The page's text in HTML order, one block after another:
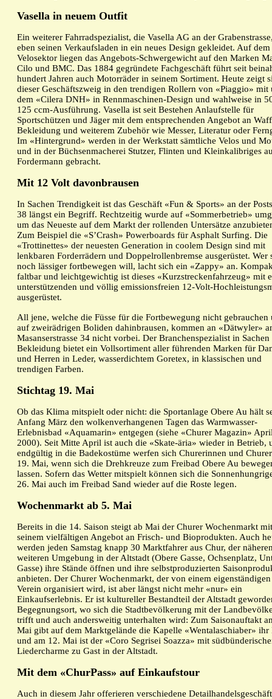
Vasella in neuem Outfit
Ein weiterer Fahrradspezialist, die Vasella AG an der
eben seinen Verkaufsladen in ein neues Design gekleidet. Auf dem
Velosektor liegen das Angebots-Schwergewicht auf den Marken
Cilo und BMC. Das 1884 gegründete Fachgeschäft führt seit
hundert Jahren auch Motorräder in seinem Sortiment. Heute zeigt
dieser Geschäftszweig in den trendigen Rollern von «Piaggio» mit
dem «Cilera DNH» in Rennmaschinen-Design und wahlweise in
125 ccm-Ausführung. Vasella ist seit Bestehen Anlaufstelle für
Sportschützen und Jäger mit dem entsprechenden Angebot an
Bekleidung und weiterem Zubehör wie Messer, Literatur oder
Im «Hintergrund» werden in der Werkstatt sämtliche Velos und
und in der Büchsenmacherei Stutzer, Flinten und Kleinkalibriges
Fordermann gebracht.
Mit 12 Volt davonbrausen
In Sachen Trendigkeit ist das Geschäft «Fun & Sports» an der
38 längst ein Begriff. Rechtzeitig wurde auf «Sommerbetrieb»
um das Neueste auf dem Markt der rollenden Untersätze
Zum Beispiel die «S’Crash» Powerboards für Asphalt Surfing. Die
«Trottinettes» der neuesten Generation in coolem Design sind mit
lenkbaren Forderrädern und Doppelrollenbremse ausgerüstet. Wer
noch lässiger fortbewegen will, lacht sich ein «Zappy» an.
faltbar und leichtgewichtig ist dieses «Kurzstreckenfahrzeug» mit
unterstützenden und völlig emissionsfreien 12-Volt-
ausgerüstet.
All jene, welche die Füsse für die Fortbewegung nicht gebrauchen
auf zweirädrigen Boliden dahinbrausen, kommen an «Dätwyler»
Masanserstrasse 34 nicht vorbei. Der Branchenspezialist in
Bekleidung bietet ein Vollsortiment aller führenden Marken für
und Herren in Leder, wasserdichtem Goretex, in klassischen und
trendigen Farben.
Stichtag 19. Mai
Ob das Klima mitspielt oder nicht: die Sportanlage Obere Au hält
Anfang März den wolkenverhangenen Tagen das Warmwasser-
Erlebnisbad «Aquamarin» entgegen (siehe «Churer Magazin»
2000). Seit Mitte April ist auch die «Skate-äria» wieder in Betrieb,
endgültig in die Badekostüme werfen sich Churerinnen und
19. Mai, wenn sich die Drehkreuze zum Freibad Obere Au
lassen. Sofern das Wetter mitspielt können sich die
26. Mai auch im Freibad Sand wieder auf die Roste legen.
Wochenmarkt ab 5. Mai
Bereits in die 14. Saison steigt ab Mai der Churer Wochenmarkt mit
seinem vielfältigen Angebot an Frisch- und Bioprodukten. Auch
werden jeden Samstag knapp 30 Marktfahrer aus Chur, der
weiteren Umgebung in der Altstadt (Obere Gasse, Ochsenplatz,
Gasse) ihre Stände öffnen und ihre selbstproduzierten
anbieten. Der Churer Wochenmarkt, der von einem eigenständigen
Verein organisiert wird, ist aber längst nicht mehr «nur» ein
Einkaufserlebnis. Er ist kultureller Bestandteil der Altstadt
Begegnungsort, wo sich die Stadtbevölkerung mit der
trifft und auch andersweitig unterhalten wird: Zum Saisonauftakt
Mai gibt auf dem Marktgelände die Kapelle «Wentalaschiaber» ihr
und am 12. Mai ist der «Coro Segrisei Soazza» mit
Liedercharme zu Gast in der Altstadt.
Mit dem «ChurPass» auf Einkaufstour
Auch in diesem Jahr offerieren verschiedene